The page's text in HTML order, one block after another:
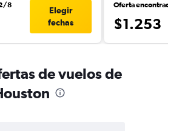
8
Elegir
fechas
Oferta encontrada
$1.253
de vuelos de